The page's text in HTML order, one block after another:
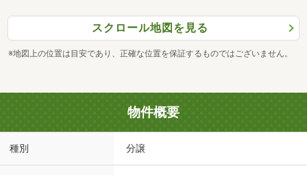
スクロール地図を見る
※地図上の位置は目安であり、正確な位置を保証するものではございません。
物件概要
種別 分譲